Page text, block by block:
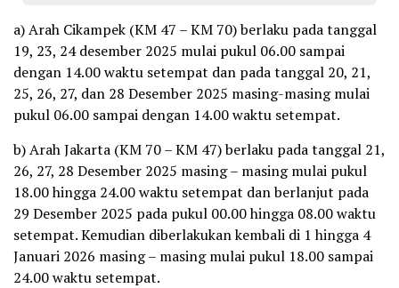
a) Arah Cikampek (KM 47 – KM 70) berlaku pada tanggal
19, 23, 24 desember 2025 mulai pukul 06.00 sampai
dengan 14.00 waktu setempat dan pada tanggal 20, 21,
25, 26, 27, dan 28 Desember 2025 masing-masing mulai
pukul 06.00 sampai dengan 14.00 waktu setempat.
b) Arah Jakarta (KM 70 – KM 47) berlaku pada tanggal 21,
26, 27, 28 Desember 2025 masing – masing mulai pukul
18.00 hingga 24.00 waktu setempat dan berlanjut pada
29 Desember 2025 pada pukul 00.00 hingga 08.00 waktu
setempat. Kemudian diberlakukan kembali di 1 hingga 4
Januari 2026 masing – masing mulai pukul 18.00 sampai
24.00 waktu setempat.